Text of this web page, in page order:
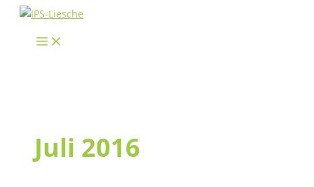
Zum
springen
Juli 2016